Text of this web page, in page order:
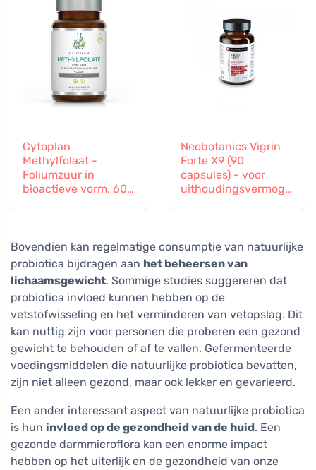
Cytoplan
Methylfolaat -
Foliumzuur in
bioactieve vorm, 60
Neobotanics Vigrin
Forte X9 (90
capsules) - voor
uithoudingsvermoge
Bovendien kan regelmatige consumptie van natuurlijke
probiotica bijdragen aan het beheersen van
lichaamsgewicht. Sommige studies suggereren dat
probiotica invloed kunnen hebben op de
vetstofwisseling en het verminderen van vetopslag. Dit
kan nuttig zijn voor personen die proberen een gezond
gewicht te behouden of af te vallen. Gefermenteerde
voedingsmiddelen die natuurlijke probiotica bevatten,
zijn niet alleen gezond, maar ook lekker en gevarieerd.
Een ander interessant aspect van natuurlijke probiotica
is hun invloed op de gezondheid van de huid. Een
gezonde darmmicroflora kan een enorme impact
hebben op het uiterlijk en de gezondheid van onze